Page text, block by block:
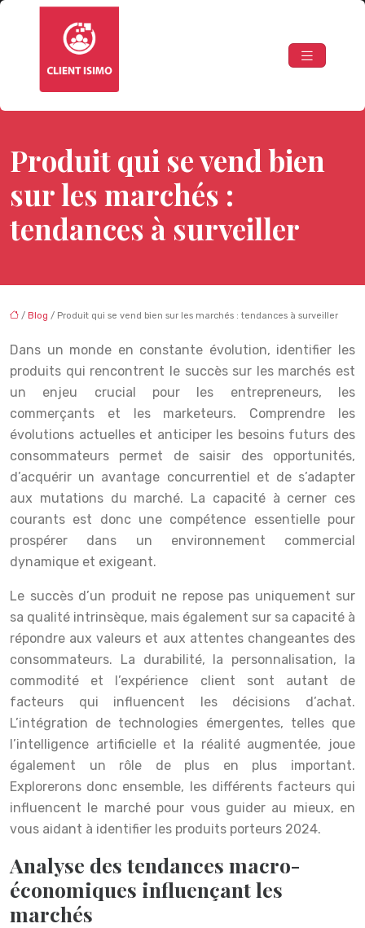
Produit qui se vend bien
sur les marchés :
tendances à surveiller
/ Blog / Produit qui se vend bien sur les marchés : tendances à surveiller
Dans un monde en constante évolution, identifier les
produits qui rencontrent le succès sur les marchés est
un enjeu crucial pour les entrepreneurs, les
commerçants et les marketeurs. Comprendre les
évolutions actuelles et anticiper les besoins futurs des
consommateurs permet de saisir des opportunités,
d’acquérir un avantage concurrentiel et de s’adapter
aux mutations du marché. La capacité à cerner ces
courants est donc une compétence essentielle pour
prospérer dans un environnement commercial
dynamique et exigeant.
Le succès d’un produit ne repose pas uniquement sur
sa qualité intrinsèque, mais également sur sa capacité à
répondre aux valeurs et aux attentes changeantes des
consommateurs. La durabilité, la personnalisation, la
commodité et l’expérience client sont autant de
facteurs qui influencent les décisions d’achat.
L’intégration de technologies émergentes, telles que
l’intelligence artificielle et la réalité augmentée, joue
également un rôle de plus en plus important.
Explorerons donc ensemble, les différents facteurs qui
influencent le marché pour vous guider au mieux, en
vous aidant à identifier les produits porteurs 2024.
Analyse des tendances macro-
économiques influençant les
marchés